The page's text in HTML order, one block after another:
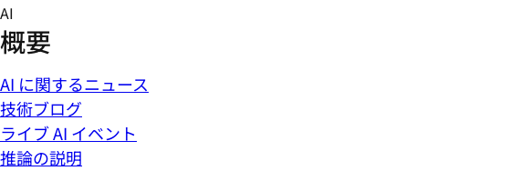
Skip
to
content
AI
概要
AI に関するニュース
技術ブログ
ライブ AI イベント
推論の説明